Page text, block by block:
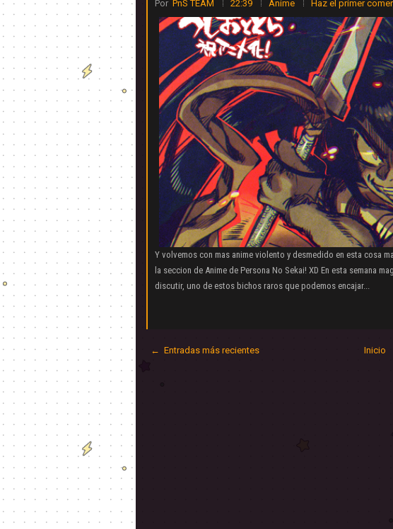
Por PnS TEAM 22:39 Anime Haz el primer
Y volvemos con mas anime violento y desmedido en esta cosa
la seccion de Anime de Persona No Sekai! XD En esta semana
discutir, uno de estos bichos raros que podemos encajar...
← Entradas más recientes Inicio